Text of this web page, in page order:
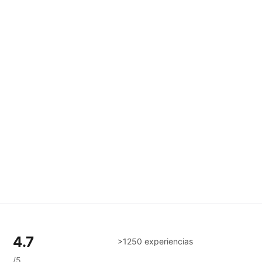
4.7
/5
>1250 experiencias